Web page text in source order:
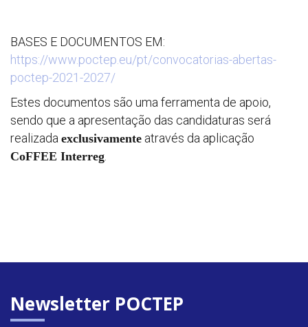
BASES E DOCUMENTOS EM:
https://www.poctep.eu/pt/convocatorias-abertas-
poctep-2021-2027/
Estes documentos são uma ferramenta de apoio,
sendo que a apresentação das candidaturas será
realizada exclusivamente através da aplicação
CoFFEE Interreg
Newsletter POCTEP